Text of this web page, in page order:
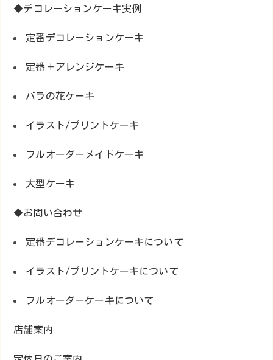
◆デコレーションケーキ実例
定番デコレーションケーキ
定番＋アレンジケーキ
バラの花ケーキ
イラスト/プリントケーキ
フルオーダーメイドケーキ
大型ケーキ
◆お問い合わせ
定番デコレーションケーキについて
イラスト/プリントケーキについて
フルオーダーケーキについて
店舗案内